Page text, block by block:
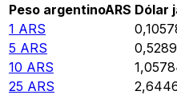
Peso argentinoARS Dólar
1 ARS
5 ARS
10 ARS
25 ARS